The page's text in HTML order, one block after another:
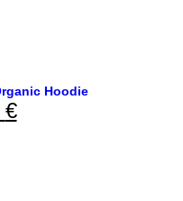
Hoodie
€